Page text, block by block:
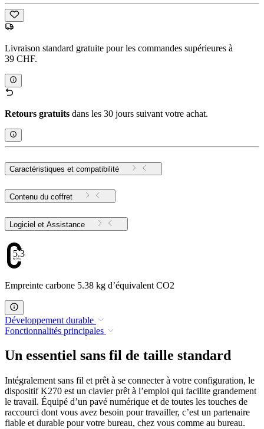
Livraison standard gratuite pour les commandes supérieures à
39 CHF.
Retours gratuits dans les 30 jours suivant votre achat.
Caractéristiques et compatibilité
Contenu du coffret
Logiciel et Assistance
5.38
Empreinte carbone 5.38 kg d’équivalent CO2
Développement durable
Fonctionnalités principales
Un essentiel sans fil de taille standard
Intégralement sans fil et prêt à se connecter à votre configuration, le
dispositif K270 est un clavier prêt à l’emploi qui facilite grandement
le travail. Équipé d’un pavé numérique et de toutes les touches de
raccourci dont vous avez besoin pour travailler, c’est un partenaire
fiable et durable pour votre bureau, chez vous comme au bureau.